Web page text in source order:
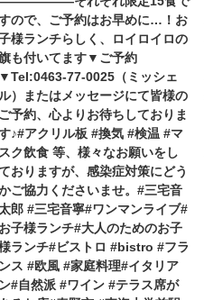
ので、ご予約はお早めに…！お
様ランチらしく、ロイロイロの
も付いてます▼ご予約
▼Tel:0463-77-0025（ミッシェ
ル）またはメッセージにて皆様の
ご予約、心よりお待ちしておりま
♪#アクリル板 #換気 #検温 #マ
スク飲食 等、様々なお願いをし
おりますが、感染症対策にどう
ご協力くださいませ。#三宅音
郎 #三宅音寧#ワンマンライブ#
お子様ランチ#大人のためのお子
ランチ#ビストロ #bistro #フラ
ンス #欧風 #家庭料理#イタリア
ン#自然派 #ワイン #テラス席が